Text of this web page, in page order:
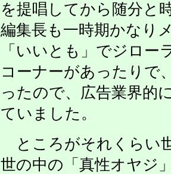
を提唱してから随分と
編集長も一時期かなり
「いいとも」でジロ
コーナーがあったりで
ったので、広告業界的
ていました。
ところがそれくらい
世の中の「真性オヤジ